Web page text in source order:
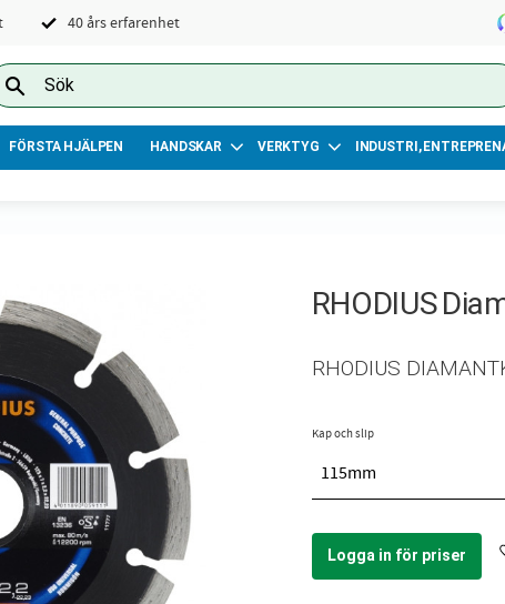
40 års erfarenhet
FÖRSTA HJÄLPEN HANDSKAR VERKTYG INDUSTRI,
RHODIUS
RHODIUS
Kap och slip
115mm
Logga in för priser